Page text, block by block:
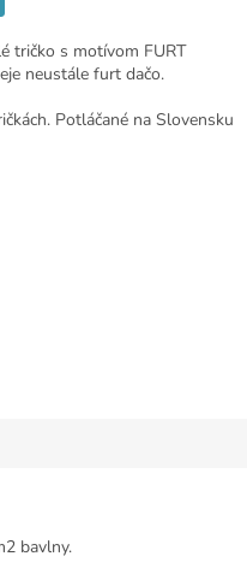
tričko s motívom FURT
neustále furt dačo.
Potláčané na Slovensku
bavlny.